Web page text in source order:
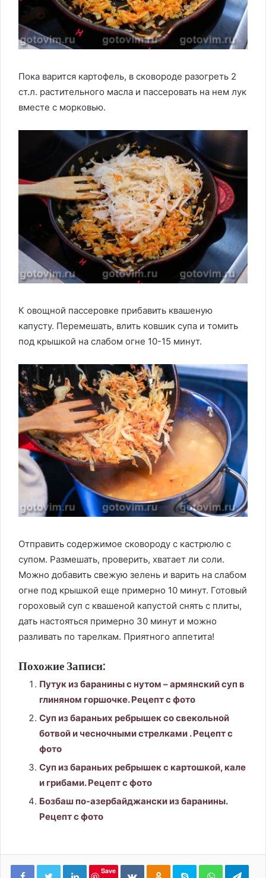
Пока варится картофель, в сковороде разогреть 2
ст.л. растительного масла и пассеровать на нем лук
вместе с морковью.
К овощной пассеровке прибавить квашеную
капусту. Перемешать, влить ковшик супа и томить
под крышкой на слабом огне 10-15 минут.
Отправить содержимое сковороду с кастрюлю с
супом. Размешать, проверить, хватает ли соли.
Можно добавить свежую зелень и варить на слабом
огне под крышкой еще примерно 10 минут. Готовый
гороховый суп с квашеной капустой снять с плиты,
дать настояться примерно 30 минут и можно
разливать по тарелкам. Приятного аппетита!
Похожие Записи:
Путук из баранины с нутом – армянский суп в
глиняном горшочке. Рецепт с фото
Суп из бараньих ребрышек со свекольной
ботвой и чесночными стрелками . Рецепт с
фото
Суп из бараньих ребрышек с картошкой, кале
и грибами. Рецепт с фото
Бозбаш по-азербайджански из баранины.
Рецепт с фото
LinkedIn
Save
ВконтактеОдноклассники
Skype WhatsApp